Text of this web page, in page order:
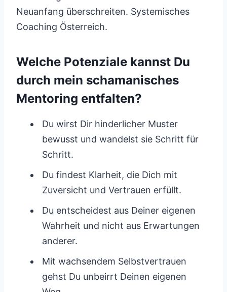
Neuanfang überschreiten. Systemisches
Coaching Österreich.
Welche Potenziale kannst Du
durch mein schamanisches
Mentoring entfalten?
Du wirst Dir hinderlicher Muster
bewusst und wandelst sie Schritt für
Schritt.
Du findest Klarheit, die Dich mit
Zuversicht und Vertrauen erfüllt.
Du entscheidest aus Deiner eigenen
Wahrheit und nicht aus Erwartungen
anderer.
Mit wachsendem Selbstvertrauen
gehst Du unbeirrt Deinen eigenen